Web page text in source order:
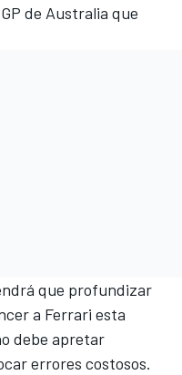
de Australia que
que profundizar
a Ferrari esta
debe apretar
errores costosos.